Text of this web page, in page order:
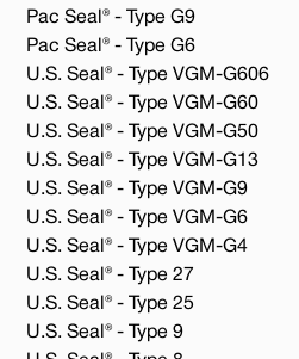
Pac Seal® - Type G9
Pac Seal® - Type G6
U.S. Seal® - Type VGM-G606
U.S. Seal® - Type VGM-G60
U.S. Seal® - Type VGM-G50
U.S. Seal® - Type VGM-G13
U.S. Seal® - Type VGM-G9
U.S. Seal® - Type VGM-G6
U.S. Seal® - Type VGM-G4
U.S. Seal® - Type 27
U.S. Seal® - Type 25
U.S. Seal® - Type 9